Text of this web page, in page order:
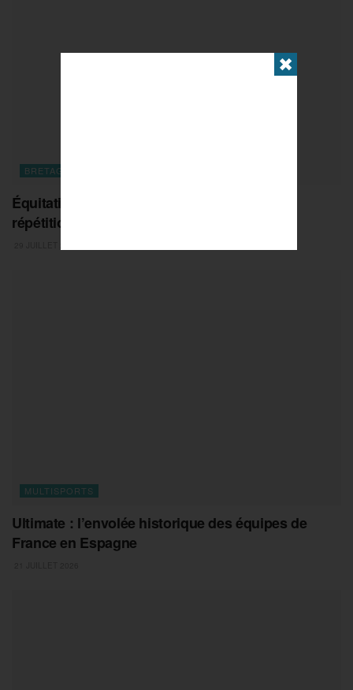
BRETAGNE
Équitation : le Jumping de Dinard, ultime
répétition avant l’échéance mondiale
MULTISPORTS
Ultimate : l’envolée historique des équipes de
France en Espagne
✖